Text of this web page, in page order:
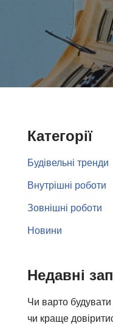
Категорії
Будівельні тренди
Внутрішні роботи
Зовнішні роботи
Новини
Недавні
Чи варто
чи краще